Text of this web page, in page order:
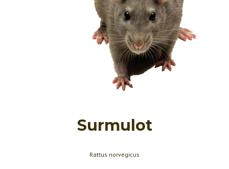
Surmulot
Rattus norvegicus